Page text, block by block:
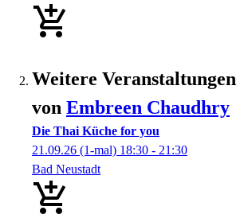
Weitere Veranstaltungen
von Embreen Chaudhry
Die Thai Küche for you
21.09.26 (1-mal) 18:30 - 21:30
Bad Neustadt